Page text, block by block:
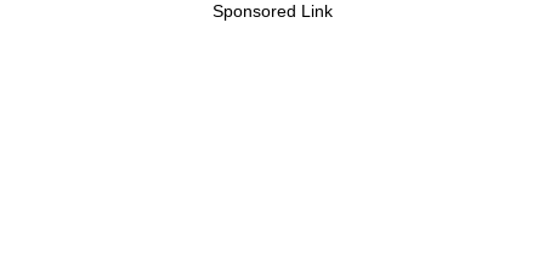
Sponsored Link